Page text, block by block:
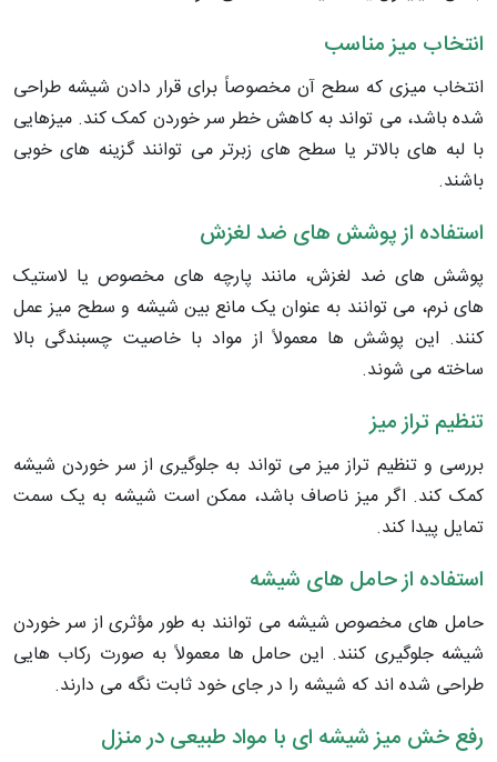
انتخاب میز مناسب
انتخاب میزی که سطح آن مخصوصاً برای قرار دادن شیشه طراحی
شده باشد، می تواند به کاهش خطر سر خوردن کمک کند. میزهایی
با لبه های بالاتر یا سطح های زبرتر می توانند گزینه های خوبی
باشند.
استفاده از پوشش های ضد لغزش
پوشش های ضد لغزش، مانند پارچه های مخصوص یا لاستیک
های نرم، می توانند به عنوان یک مانع بین شیشه و سطح میز عمل
کنند. این پوشش ها معمولاً از مواد با خاصیت چسبندگی بالا
ساخته می شوند.
تنظیم تراز میز
بررسی و تنظیم تراز میز می تواند به جلوگیری از سر خوردن شیشه
کمک کند. اگر میز ناصاف باشد، ممکن است شیشه به یک سمت
تمایل پیدا کند.
استفاده از حامل های شیشه
حامل های مخصوص شیشه می توانند به طور مؤثری از سر خوردن
شیشه جلوگیری کنند. این حامل ها معمولاً به صورت رکاب هایی
طراحی شده اند که شیشه را در جای خود ثابت نگه می دارند.
رفع خش میز شیشه ای با مواد طبیعی در منزل